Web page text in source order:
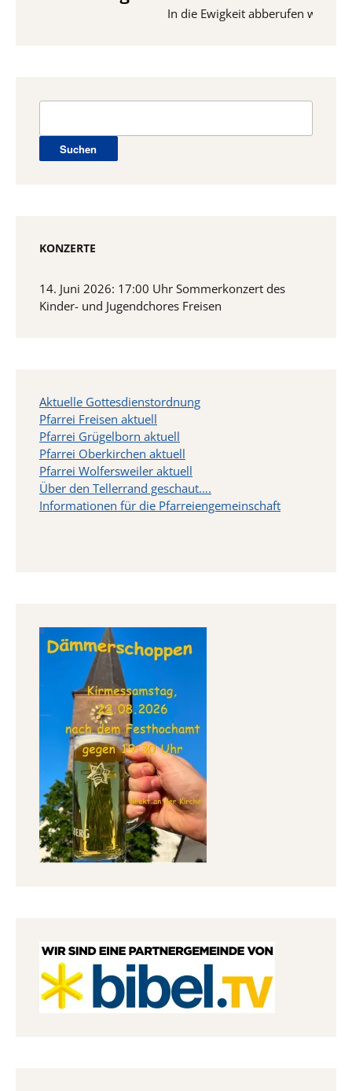
In die Ewigkeit abberufen wurden
KONZERTE
14. Juni 2026: 17:00 Uhr Sommerkonzert des
Kinder- und Jugendchores Freisen
Aktuelle Gottesdienstordnung
Pfarrei Freisen aktuell
Pfarrei Grügelborn aktuell
Pfarrei Oberkirchen aktuell
Pfarrei Wolfersweiler aktuell
Über den Tellerrand geschaut….
Informationen für die Pfarreiengemeinschaft